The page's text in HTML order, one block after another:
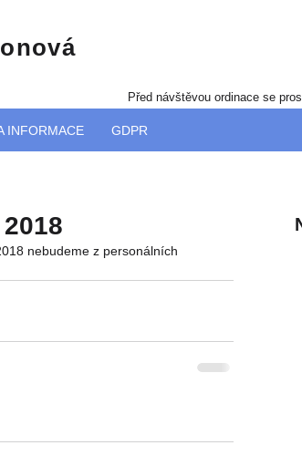
Před návštěvou ordinace se
INFORMACE GDPR
nebudeme z personálních